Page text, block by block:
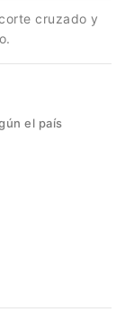
cruzado y
el país